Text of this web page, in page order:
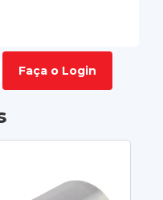
Faça o Login